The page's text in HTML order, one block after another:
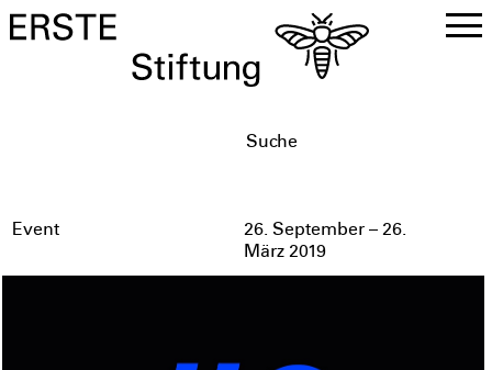
Event
26. September – 26.
März 2019